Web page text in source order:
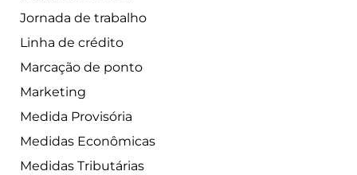
Jornada de trabalho
Linha de crédito
Marcação de ponto
Marketing
Medida Provisória
Medidas Econômicas
Medidas Tributárias